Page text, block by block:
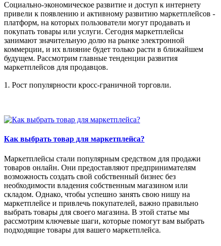
Социально-экономическое развитие и доступ к интернету
привели к появлению и активному развитию маркетплейсов -
платформ, на которых пользователи могут продавать и
покупать товары или услуги. Сегодня маркетплейсы
занимают значительную долю на рынке электронной
коммерции, и их влияние будет только расти в ближайшем
будущем. Рассмотрим главные тенденции развития
маркетплейсов для продавцов.
1. Рост популярности кросс-граничной торговли.
Как выбрать товар для маркетплейса?
Маркетплейсы стали популярным средством для продажи
товаров онлайн. Они предоставляют предпринимателям
возможность создать свой собственный бизнес без
необходимости владения собственным магазином или
складом. Однако, чтобы успешно занять свою нишу на
маркетплейсе и привлечь покупателей, важно правильно
выбрать товары для своего магазина. В этой статье мы
рассмотрим ключевые шаги, которые помогут вам выбрать
подходящие товары для вашего маркетплейса.